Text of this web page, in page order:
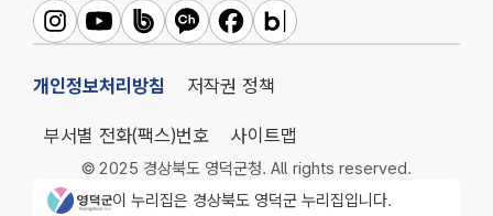
영덕군인스타그램
영덕군유튜브영덕군밴드영덕군카카오채널
영덕군페이스북
영덕군블로그
개인정보처리방침 저작권 정책
부서별 전화(팩스)번호 사이트맵
© 2025 경상북도 영덕군청. All rights reserved.
영덕군청 로고이 누리집은 경상북도 영덕군 누리집입니다.